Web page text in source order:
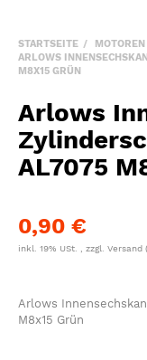
STARTSEITE
ARLOWS
M8X15 GRÜN
Arlows
AL7075
0,90 €
inkl. 19% USt. , zzgl. Versand
Arlows
M8x15 Grün